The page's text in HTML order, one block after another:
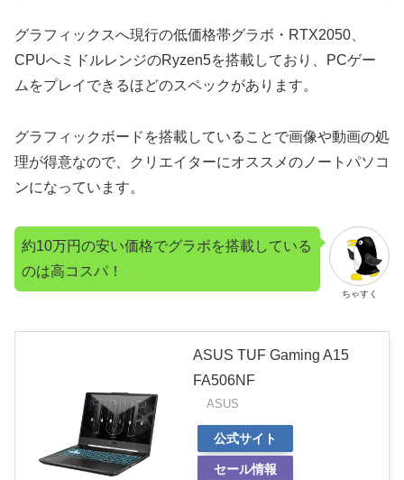
グラフィックスへ現行の低価格帯グラボ・RTX2050、
CPUへミドルレンジのRyzen5を搭載しており、PCゲー
ムをプレイできるほどのスペックがあります。
グラフィックボードを搭載していることで画像や動画の処
理が得意なので、クリエイターにオススメのノートパソコ
ンになっています。
ちゃすく
約10万円の安い価格でグラボを搭載している
のは高コスパ！
ASUS TUF Gaming A15
FA506NF
ASUS
公式サイト
セール情報